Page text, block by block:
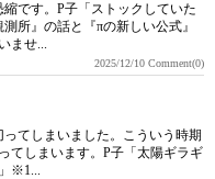
です。P子「ストックしていた
所』の話と『πの新しい公式』
ませ...
2025/12/10 Comment(0)
てしまいました。こういう時期
てしまいます。P子「太陽ギラギ
※1...